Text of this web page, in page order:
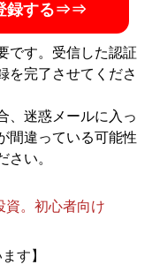
録する⇒⇒
です。受信した認証
を完了させてくださ
、迷惑メールに入っ
間違っている可能性
さい。
。初心者向け
す】